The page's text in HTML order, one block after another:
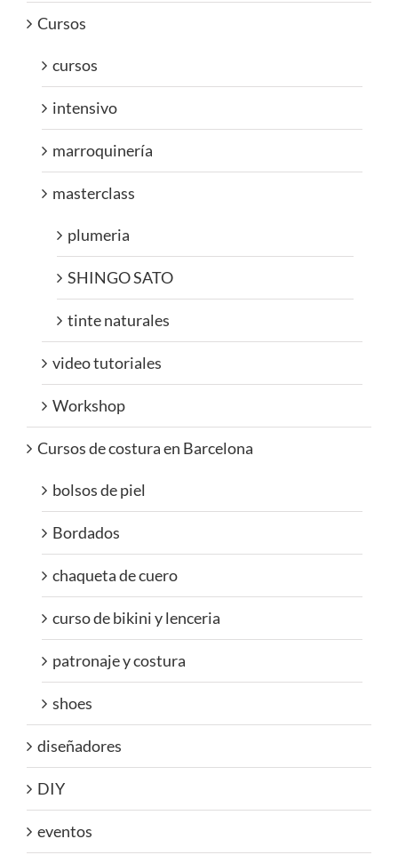
Cursos
cursos
intensivo
marroquinería
masterclass
plumeria
SHINGO SATO
tinte naturales
video tutoriales
Workshop
Cursos de costura en Barcelona
bolsos de piel
Bordados
chaqueta de cuero
curso de bikini y lenceria
patronaje y costura
shoes
diseñadores
DIY
eventos